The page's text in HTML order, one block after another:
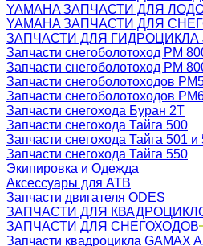
YAMAHA ЗАПЧАСТИ ДЛЯ
YAMAHA ЗАПЧАСТИ ДЛЯ
ЗАПЧАСТИ ДЛЯ ГИДРОЦИКЛА
Запчасти снегоболотоход РМ
Запчасти снегоболотоход РМ
Запчасти снегоболотоходов
Запчасти снегоболотоходов
Запчасти снегохода Буран 2Т
Запчасти снегохода Тайга 500
Запчасти снегохода Тайга 501 и
Запчасти снегохода Тайга 550
Экипировка и Одежда
Аксессуары для АТВ
Запчасти двигателя ODES
ЗАПЧАСТИ ДЛЯ
ЗАПЧАСТИ ДЛЯ СНЕГОХОДОВ
Запчасти квадроцикла GAMAX